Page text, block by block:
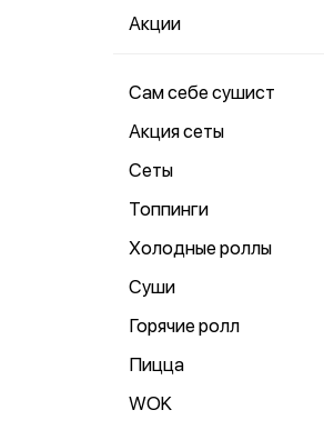
Акции
Сам себе сушист
Акция сеты
Сеты
Топпинги
Холодные роллы
Суши
Горячие ролл
Пицца
WOK